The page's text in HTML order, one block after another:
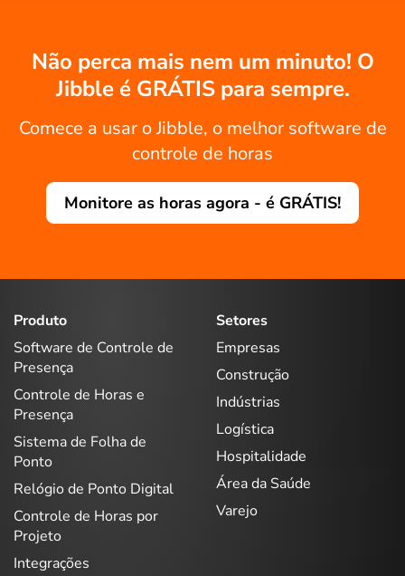
Não perca mais nem um minuto! O
Jibble é GRÁTIS para sempre.
Comece a usar o Jibble, o melhor software de
controle de horas
Monitore as horas agora - é GRÁTIS!
Produto
Software de Controle de
Presença
Controle de Horas e
Presença
Sistema de Folha de
Ponto
Relógio de Ponto Digital
Controle de Horas por
Projeto
Integrações
Setores
Empresas
Construção
Indústrias
Logística
Hospitalidade
Área da Saúde
Varejo